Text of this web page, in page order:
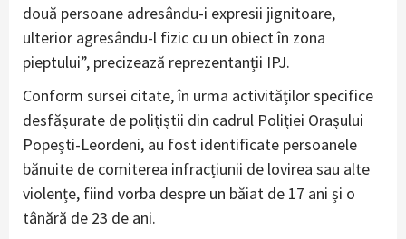
două persoane adresându-i expresii jignitoare,
ulterior agresându-l fizic cu un obiect în zona
pieptului”, precizează reprezentanții IPJ.
Conform sursei citate, în urma activităților specifice
desfășurate de polițiștii din cadrul Poliției Orașului
Popești-Leordeni, au fost identificate persoanele
bănuite de comiterea infracțiunii de lovirea sau alte
violențe, fiind vorba despre un băiat de 17 ani și o
tânără de 23 de ani.